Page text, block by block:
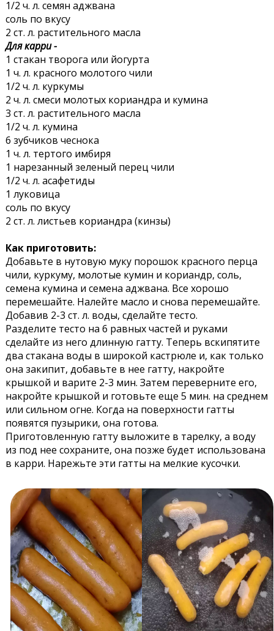
1/2 ч. л. семян аджвана
соль по вкусу
2 ст. л. растительного масла
Для карри -
1 стакан творога или йогурта
1 ч. л. красного молотого чили
1/2 ч. л. куркумы
2 ч. л. смеси молотых кориандра и кумина
3 ст. л. растительного масла
1/2 ч. л. кумина
6 зубчиков чеснока
1 ч. л. тертого имбиря
1 нарезанный зеленый перец чили
1/2 ч. л. асафетиды
1 луковица
соль по вкусу
2 ст. л. листьев кориандра (кинзы)
Как приготовить:
Добавьте в нутовую муку порошок красного перца
чили, куркуму, молотые кумин и кориандр, соль,
семена кумина и семена аджвана. Все хорошо
перемешайте. Налейте масло и снова перемешайте.
Добавив 2-3 ст. л. воды, сделайте тесто.
Разделите тесто на 6 равных частей и руками
сделайте из него длинную гатту. Теперь вскипятите
два стакана воды в широкой кастрюле и, как только
она закипит, добавьте в нее гатту, накройте
крышкой и варите 2-3 мин. Затем переверните его,
накройте крышкой и готовьте еще 5 мин. на среднем
или сильном огне. Когда на поверхности гатты
появятся пузырики, она готова.
Приготовленную гатту выложите в тарелку, а воду
из под нее сохраните, она позже будет использована
в карри. Нарежьте эти гатты на мелкие кусочки.